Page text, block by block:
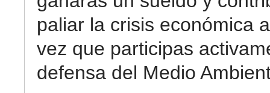
paliar la crisis económica
vez que participas
defensa del Medio